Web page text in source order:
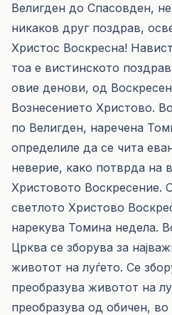
Велигден до Спасовден,
никаков друг поздрав,
Христос Воскресна!
тоа е вистинското
овие денови, од
Вознесението Христово.
по Велигден, наречена
определиле да се чита
неверие, како потврда на
Христовото Воскресение.
светлото Христово
нарекува Томина недела.
Црква се зборува за
животот на луѓето. Се
преобразува животот на
преобразува од обичен,